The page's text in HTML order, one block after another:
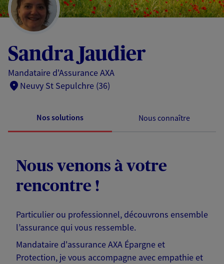
page
Sandra Jaudier
Mandataire d'Assurance AXA
Neuvy St Sepulchre (36)
Nos solutions Nous connaître
Nous venons à votre
rencontre !
Particulier ou professionnel, découvrons ensemble
l’assurance qui vous ressemble.
Mandataire d'assurance AXA Épargne et
Protection, je vous accompagne avec empathie et